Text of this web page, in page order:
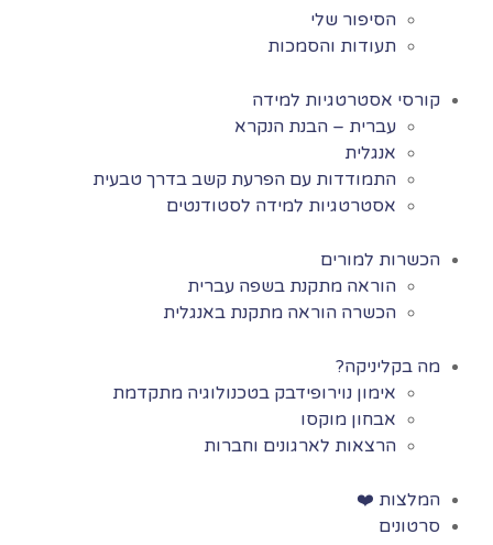
הסיפור שלי
תעודות והסמכות
קורסי אסטרטגיות למידה
עברית – הבנת הנקרא
אנגלית
התמודדות עם הפרעת קשב בדרך טבעית
אסטרטגיות למידה לסטודנטים
הכשרות למורים
הוראה מתקנת בשפה עברית
הכשרה הוראה מתקנת באנגלית
מה בקליניקה?
אימון נוירופידבק בטכנולוגיה מתקדמת
אבחון מוקסו
הרצאות לארגונים וחברות
המלצות ❤️
סרטונים